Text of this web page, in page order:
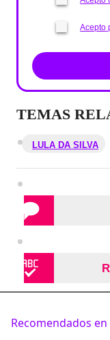
Acepto
TEMAS
LULA DA SILVA
Recomendados en